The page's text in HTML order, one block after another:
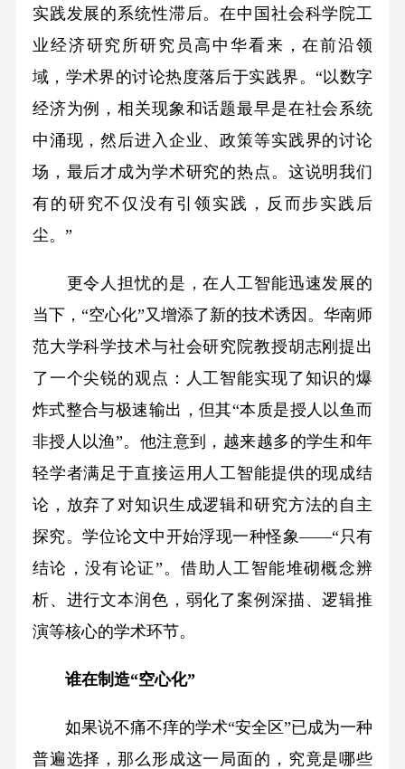
实践发展的系统性滞后。在中国社会科学院工
业经济研究所研究员高中华看来，在前沿领
域，学术界的讨论热度落后于实践界。“以数字
经济为例，相关现象和话题最早是在社会系统
中涌现，然后进入企业、政策等实践界的讨论
场，最后才成为学术研究的热点。这说明我们
有的研究不仅没有引领实践，反而步实践后
尘。”
更令人担忧的是，在人工智能迅速发展的
当下，“空心化”又增添了新的技术诱因。华南师
范大学科学技术与社会研究院教授胡志刚提出
了一个尖锐的观点：人工智能实现了知识的爆
炸式整合与极速输出，但其“本质是授人以鱼而
非授人以渔”。他注意到，越来越多的学生和年
轻学者满足于直接运用人工智能提供的现成结
论，放弃了对知识生成逻辑和研究方法的自主
探究。学位论文中开始浮现一种怪象——“只有
结论，没有论证”。借助人工智能堆砌概念辨
析、进行文本润色，弱化了案例深描、逻辑推
演等核心的学术环节。
谁在制造“空心化”
如果说不痛不痒的学术“安全区”已成为一种
普遍选择，那么形成这一局面的，究竟是哪些